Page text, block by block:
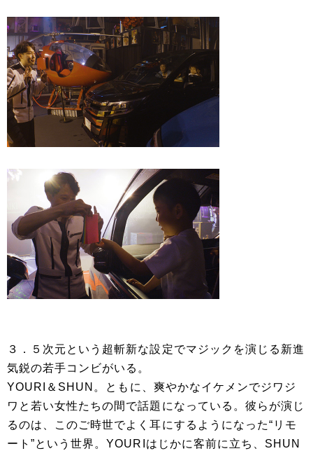
３．５次元という超斬新な設定でマジックを演じる新進
気鋭の若手コンビがいる。
YOURI＆SHUN。ともに、爽やかなイケメンでジワジ
ワと若い女性たちの間で話題になっている。彼らが演じ
るのは、このご時世でよく耳にするようになった“リモ
ート”という世界。YOURIはじかに客前に立ち、SHUN